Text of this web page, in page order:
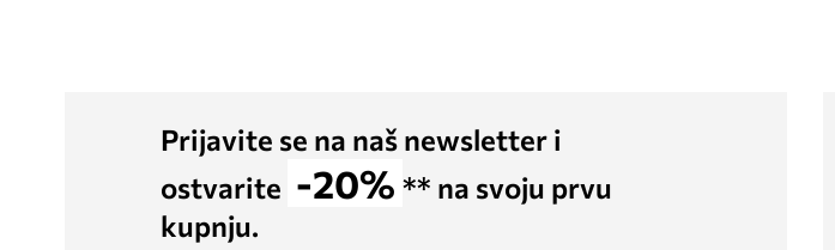
Prijavite se na naš newsletter i
ostvarite -20% ** na svoju prvu
kupnju.